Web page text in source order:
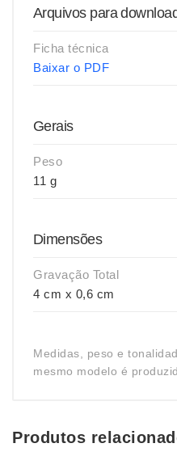
Arquivos para
Ficha técnica
Baixar o PDF
Gerais
Peso
11 g
Dimensões
Gravação Total
4 cm x 0,6 cm
Medidas, peso e
mesmo modelo é
Produtos